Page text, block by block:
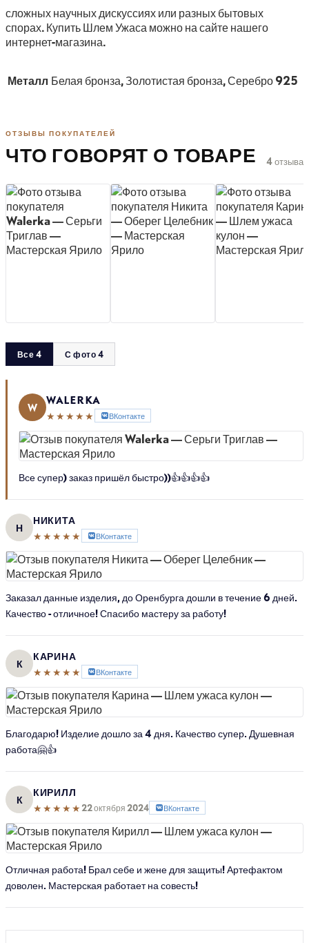
сложных научных дискуссиях или разных бытовых
спорах. Купить Шлем Ужаса можно на сайте нашего
интернет-магазина.
Металл Белая бронза, Золотистая бронза, Серебро 925
ОТЗЫВЫ ПОКУПАТЕЛЕЙ
ЧТО ГОВОРЯТ О ТОВАРЕ 4 отзыва
Все 4 С фото 4
W
WALERKA
★★★★★
ВКонтакте
Все супер) заказ пришёл быстро))👍👍👍👍
Н
НИКИТА
★★★★★
ВКонтакте
Заказал данные изделия, до Оренбурга дошли в течение 6 дней.
Качество - отличное! Спасибо мастеру за работу!
К
КАРИНА
★★★★★
ВКонтакте
Благодарю! Изделие дошло за 4 дня. Качество супер. Душевная
работа🤗👍
К
КИРИЛЛ
★★★★★ 22 октября 2024 ВКонтакте
Отличная работа! Брал себе и жене для защиты! Артефактом
доволен. Мастерская работает на совесть!